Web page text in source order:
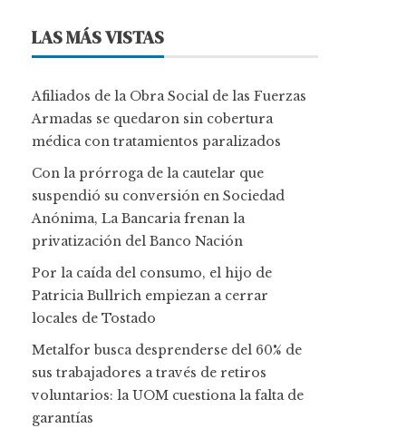
LAS MÁS VISTAS
Afiliados de la Obra Social de las Fuerzas
Armadas se quedaron sin cobertura
médica con tratamientos paralizados
Con la prórroga de la cautelar que
suspendió su conversión en Sociedad
Anónima, La Bancaria frenan la
privatización del Banco Nación
Por la caída del consumo, el hijo de
Patricia Bullrich empiezan a cerrar
locales de Tostado
Metalfor busca desprenderse del 60% de
sus trabajadores a través de retiros
voluntarios: la UOM cuestiona la falta de
garantías